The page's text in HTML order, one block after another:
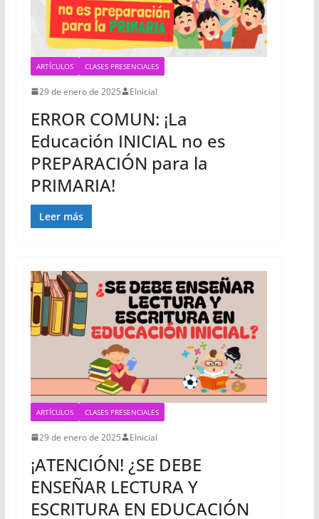
ARTÍCULOS CLASES PRESENCIALES
29 de enero de 2025 EInicial
ERROR COMUN: ¡La
Educación INICIAL no es
PREPARACIÓN para la
PRIMARIA!
Leer más
ARTÍCULOS CLASES PRESENCIALES
29 de enero de 2025 EInicial
¡ATENCIÓN! ¿SE DEBE
ENSEÑAR LECTURA Y
ESCRITURA EN EDUCACIÓN